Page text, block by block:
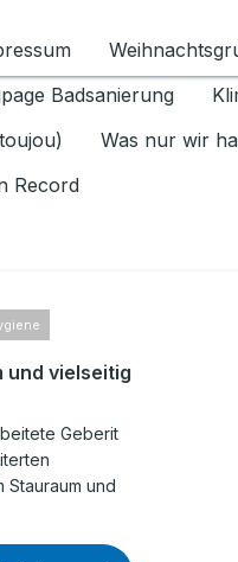
für Datenschutz
Badsanierung
Was nur wir
Record
und vielseitig
Geberit
Stauraum und